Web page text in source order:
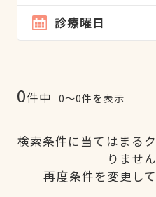
診療曜日
0件中 0〜0件を表示
検索条件に当てはまる
りませ
再度条件を変更し